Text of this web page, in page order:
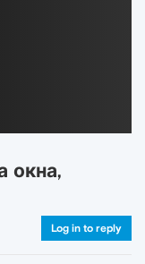
окна,
Log in to reply